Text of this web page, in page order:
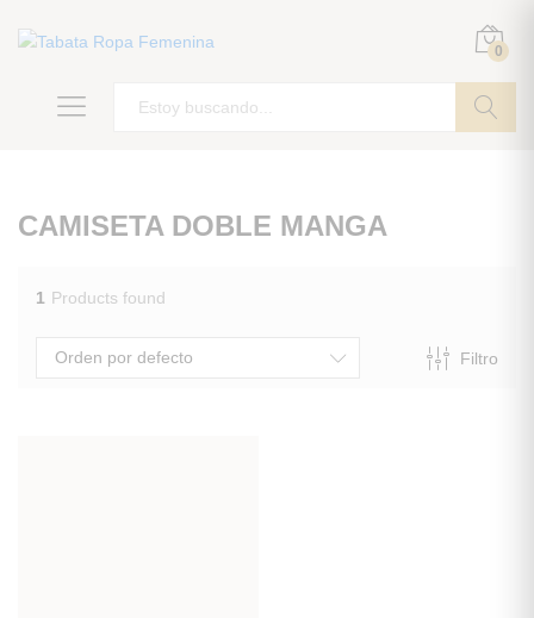
0
CAMISETA DOBLE MANGA
1 Products found
Filtro
Orden por defecto